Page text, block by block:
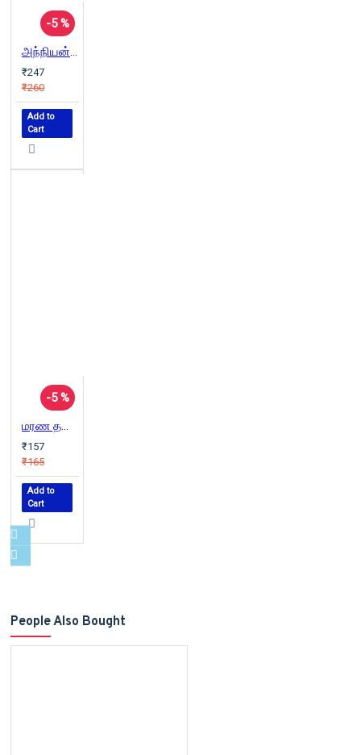
-5 %
அந்நியன் | The Stranger
₹247
₹260
Add to
Cart
-5 %
மரண தண்டனைக் கைதியின் இறுதி நாள்
₹157
₹165
Add to
Cart
People Also Bought